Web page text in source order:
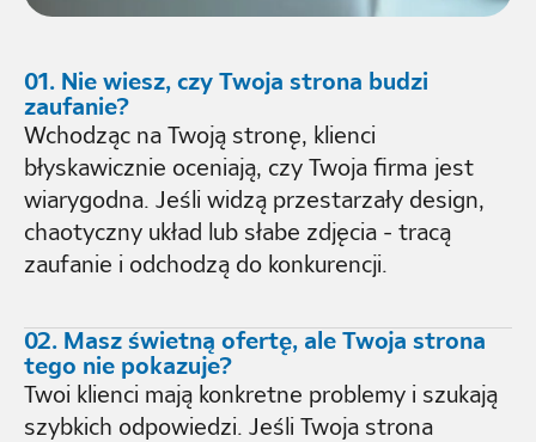
01. Nie wiesz, czy Twoja strona budzi
zaufanie?
Wchodząc na Twoją stronę, klienci
błyskawicznie oceniają, czy Twoja firma jest
wiarygodna. Jeśli widzą przestarzały design,
chaotyczny układ lub słabe zdjęcia - tracą
zaufanie i odchodzą do konkurencji.
02. Masz świetną ofertę, ale Twoja strona
tego nie pokazuje?
Twoi klienci mają konkretne problemy i szukają
szybkich odpowiedzi. Jeśli Twoja strona